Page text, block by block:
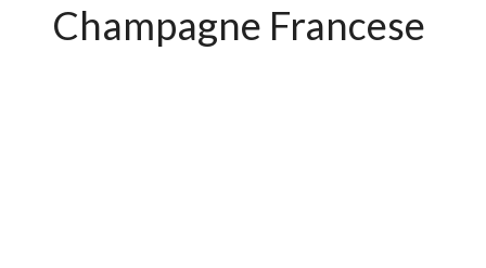
Champagne Francese